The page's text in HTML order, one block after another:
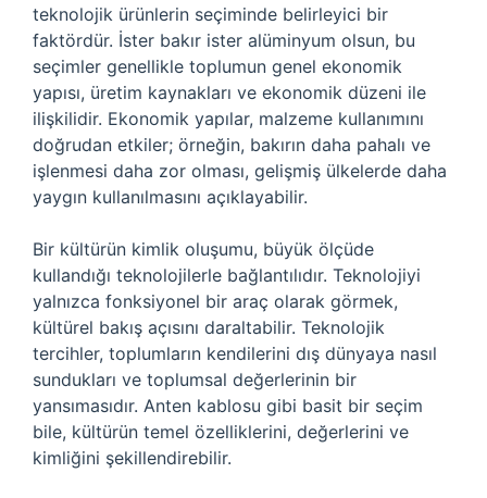
teknolojik ürünlerin seçiminde belirleyici bir
faktördür. İster bakır ister alüminyum olsun, bu
seçimler genellikle toplumun genel ekonomik
yapısı, üretim kaynakları ve ekonomik düzeni ile
ilişkilidir. Ekonomik yapılar, malzeme kullanımını
doğrudan etkiler; örneğin, bakırın daha pahalı ve
işlenmesi daha zor olması, gelişmiş ülkelerde daha
yaygın kullanılmasını açıklayabilir.
Bir kültürün kimlik oluşumu, büyük ölçüde
kullandığı teknolojilerle bağlantılıdır. Teknolojiyi
yalnızca fonksiyonel bir araç olarak görmek,
kültürel bakış açısını daraltabilir. Teknolojik
tercihler, toplumların kendilerini dış dünyaya nasıl
sundukları ve toplumsal değerlerinin bir
yansımasıdır. Anten kablosu gibi basit bir seçim
bile, kültürün temel özelliklerini, değerlerini ve
kimliğini şekillendirebilir.